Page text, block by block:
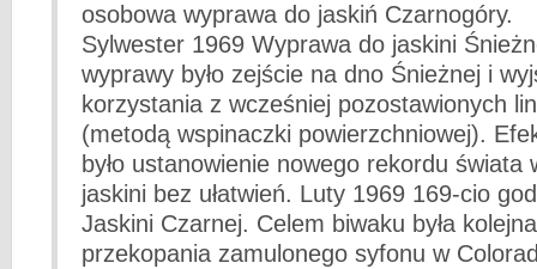
osobowa wyprawa do jaskiń Czarnogóry.
Sylwester 1969 Wyprawa do jaskini
wyprawy było zejście na dno Śnieżnej i
korzystania z wcześniej pozostawionych
(metodą wspinaczki powierzchniowej).
było ustanowienie nowego rekordu świata
jaskini bez ułatwień. Luty 1969 169-cio
Jaskini Czarnej. Celem biwaku była
przekopania zamulonego syfonu w